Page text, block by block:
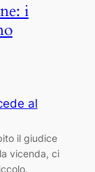
i
al
il giudice
vicenda, ci